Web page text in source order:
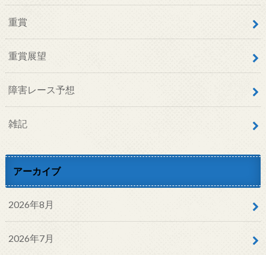
重賞
重賞展望
障害レース予想
雑記
アーカイブ
2026年8月
2026年7月